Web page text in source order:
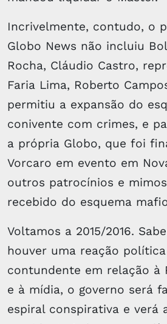
Incrivelmente, contudo, o
Globo News não incluiu
Rocha, Cláudio Castro,
Faria Lima, Roberto
permitiu a expansão do
conivente com crimes, e
a própria Globo, que foi
Vorcaro em evento em
outros patrocínios e
recebido do esquema
Voltamos a 2015/2016.
houver uma reação
contundente em relação à
e à mídia, o governo será
espiral conspirativa e verá